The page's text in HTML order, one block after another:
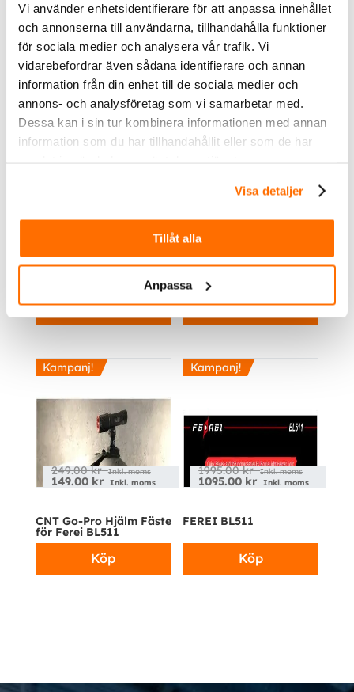
Vi använder enhetsidentifierare för att anpassa innehållet
och annonserna till användarna, tillhandahålla funktioner
för sociala medier och analysera vår trafik. Vi
vidarebefordrar även sådana identifierare och annan
information från din enhet till de sociala medier och
annons- och analysföretag som vi samarbetar med.
Dessa kan i sin tur kombinera informationen med annan
information som du har tillhandahållit eller som de har
Visa detaljer
Tillåt alla
Anpassa
NIZLED LED-hjälmkit
Köp
Petzl ARIA 1 Pannlampa
| 350 Lumen
Köp
Kampanj!
2895.00kr Inkl. moms
Inkl. moms
Ledwise Titan
Köp
Ledwise Hjälmfäste
Köp
Kampanj!
249.00kr Inkl. moms
149.00 kr Inkl. moms
CNT Go-Pro Hjälm Fäste
för Ferei BL511
Köp
Kampanj!
1995.00kr Inkl. moms
1095.00 kr Inkl. moms
FEREI BL511
Köp